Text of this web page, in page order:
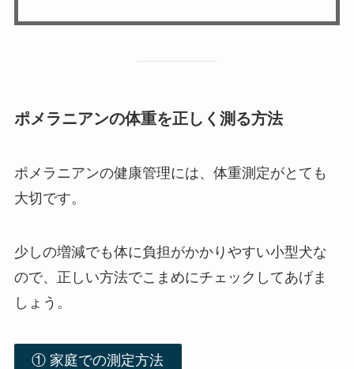
ポメラニアンの体重を正しく測る方法
ポメラニアンの健康管理には、体重測定がとても
大切です。
少しの増減でも体に負担がかかりやすい小型犬な
ので、正しい方法でこまめにチェックしてあげま
しょう。
① 家庭での測定方法